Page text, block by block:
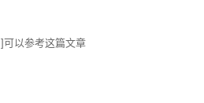
]可以参考这篇文章